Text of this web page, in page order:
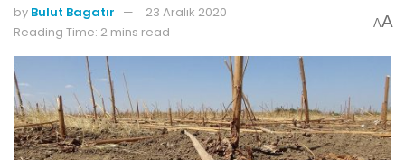
by Bulut Bagatır
23 Aralık 2020
Reading Time: 2 mins read
AA